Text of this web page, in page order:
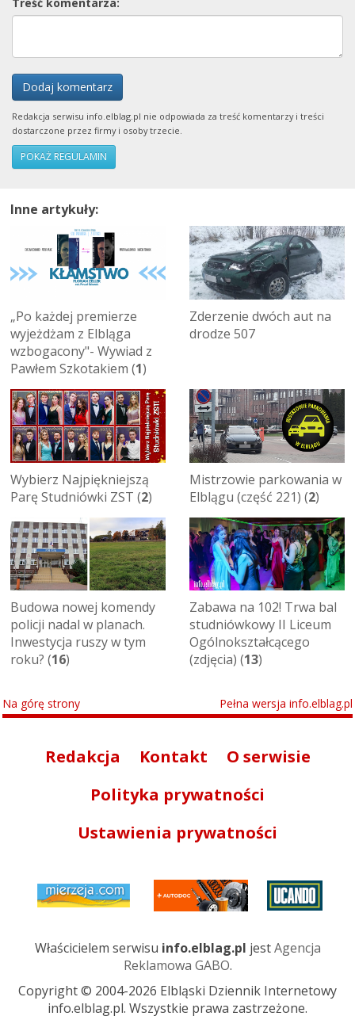
Treść komentarza:
Dodaj komentarz
Redakcja serwisu info.elblag.pl nie odpowiada za treść komentarzy i treści
dostarczone przez firmy i osoby trzecie.
POKAŻ REGULAMIN
Inne artykuły:
„Po każdej premierze
wyjeżdżam z Elbląga
wzbogacony"- Wywiad z
Pawłem Szkotakiem (1)
Zderzenie dwóch aut na
drodze 507
Wybierz Najpiękniejszą
Parę Studniówki ZST (2)
Mistrzowie parkowania w
Elblągu (część 221) (2)
Budowa nowej komendy
policji nadal w planach.
Inwestycja ruszy w tym
roku? (16)
Zabawa na 102! Trwa bal
studniówkowy II Liceum
Ogólnokształcącego
(zdjęcia) (13)
Na górę strony Pełna wersja info.elblag.pl
Redakcja Kontakt
O serwisie
Polityka prywatności
Ustawienia prywatności
Właścicielem serwisu info.elblag.pl jestAgencja
Reklamowa GABO.
Copyright © 2004-2026 Elbląski Dziennik Internetowy
info.elblag.pl. Wszystkie prawa zastrzeżone.